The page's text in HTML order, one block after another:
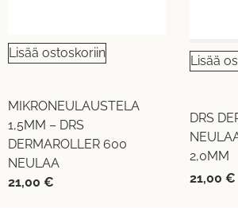
Lisää ostoskoriin
MIKRONEULAUSTELA
1,5MM – DRS
DERMAROLLER 600
NEULAA
21,00 €
Lisää
DRS
2,0MM
21,00 €